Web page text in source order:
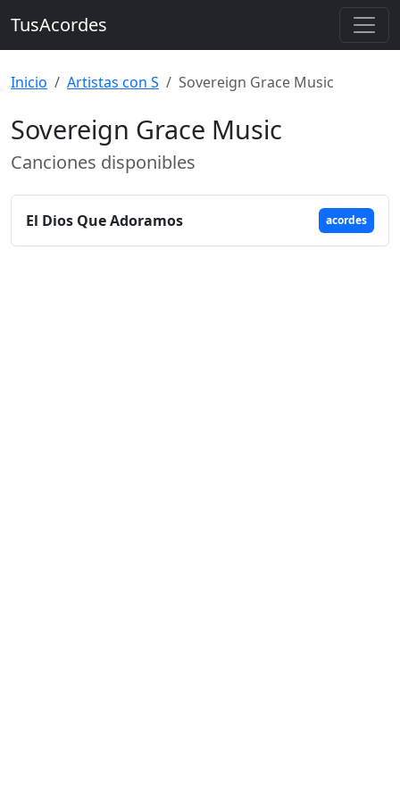
TusAcordes
Inicio Artistas con S Sovereign Grace Music
Sovereign Grace Music
Canciones disponibles
El Dios Que Adoramos acordes